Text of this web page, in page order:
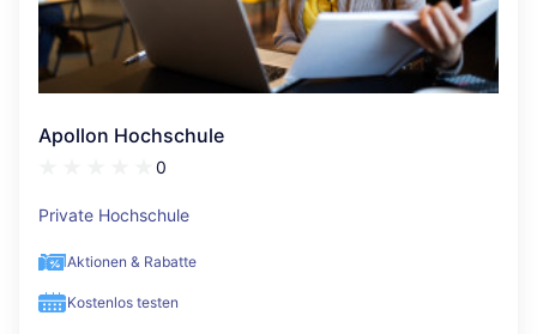
Apollon Hochschule
0
Private Hochschule
Aktionen & Rabatte
Kostenlos testen